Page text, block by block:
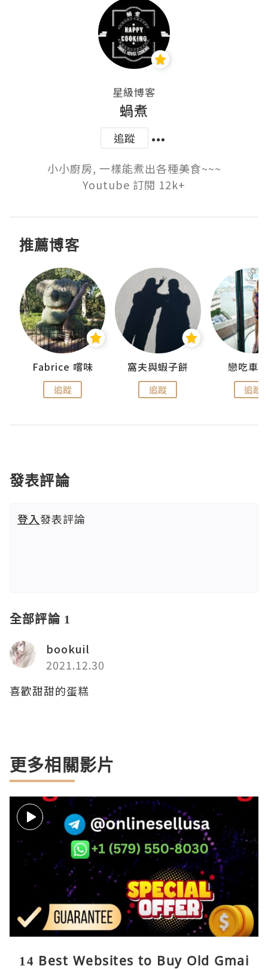
星級博客
蝸煮
追蹤
小小廚房, 一樣能煮出各種美食~~~
Youtube 訂閱 12k+
推薦博客
Fabrice 嚐味
追蹤
窩夫與蝦子餅
追蹤
戀吃車
追蹤
發表評論
登入發表評論
全部評論 1
bookuil
2021.12.30
喜歡甜甜的蛋糕
更多相關影片
14 Best Websites to Buy Old Gmai